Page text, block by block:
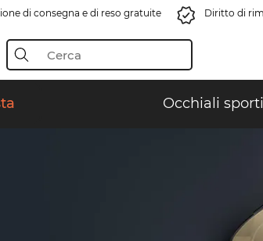
di consegna e di reso gratuite Diritto di
Occhiali